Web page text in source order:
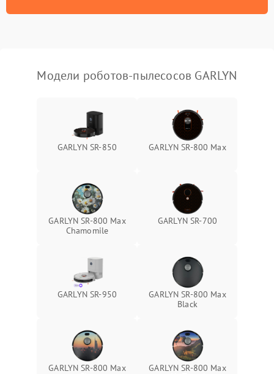
Модели роботов-пылесосов GARLYN
GARLYN SR-850 GARLYN SR-800 Max
GARLYN SR-800 Max
Chamomile
GARLYN SR-700
GARLYN SR-950
GARLYN SR-800 Max
Black
GARLYN SR-800 Max
GARLYN SR-800 Max